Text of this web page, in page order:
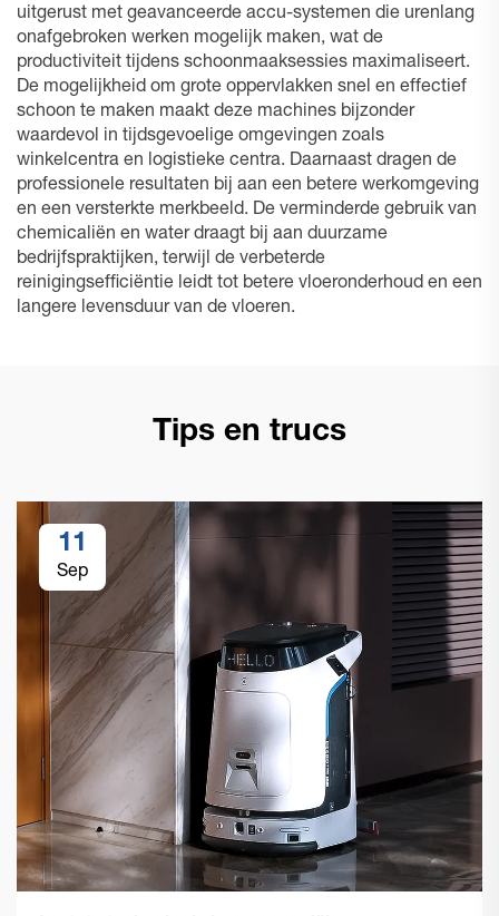
uitgerust met geavanceerde accu-systemen die urenlang
onafgebroken werken mogelijk maken, wat de
productiviteit tijdens schoonmaaksessies maximaliseert.
De mogelijkheid om grote oppervlakken snel en effectief
schoon te maken maakt deze machines bijzonder
waardevol in tijdsgevoelige omgevingen zoals
winkelcentra en logistieke centra. Daarnaast dragen de
professionele resultaten bij aan een betere werkomgeving
en een versterkte merkbeeld. De verminderde gebruik van
chemicaliën en water draagt bij aan duurzame
bedrijfspraktijken, terwijl de verbeterde
reinigingsefficiëntie leidt tot betere vloeronderhoud en een
langere levensduur van de vloeren.
Tips en trucs
11
Sep